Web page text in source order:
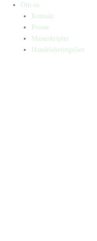
Om os
Kontakt
Presse
Manuskripter
Handelsbetingelser